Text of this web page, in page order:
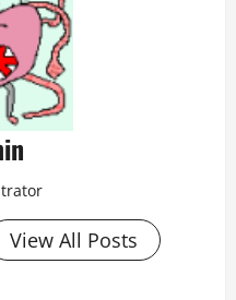
View All Posts